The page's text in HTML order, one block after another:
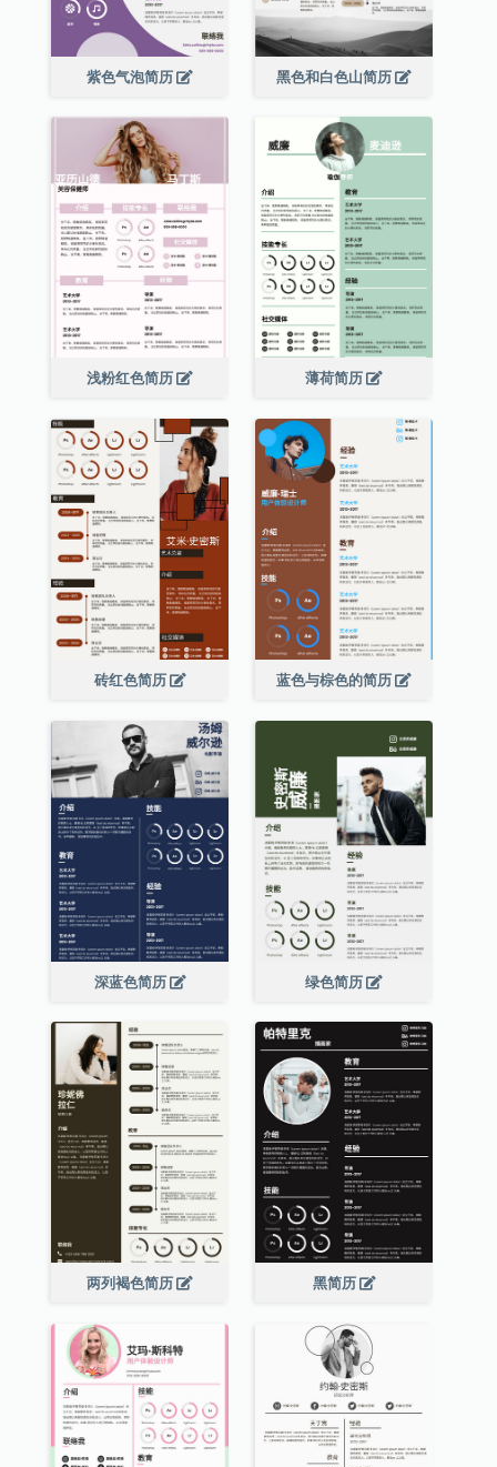
紫色气泡简历 黑色和白色山简历
浅粉红色简历 薄荷简历
砖红色简历 蓝色与棕色的简历
深蓝色简历 绿色简历
两列褐色简历 黑简历